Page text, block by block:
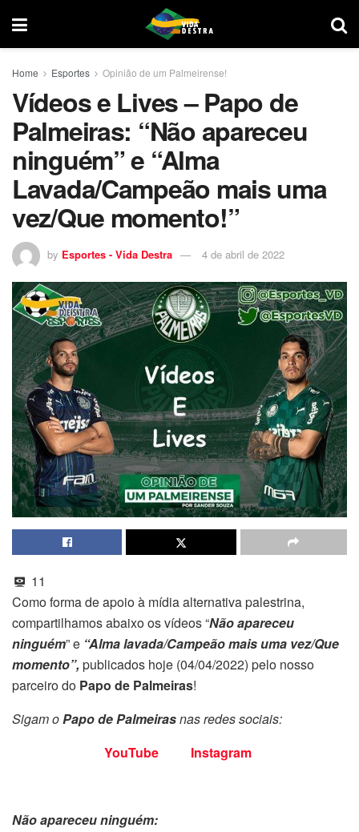
Home Esportes Opinião de um Palmeirense!
Vídeos e Lives – Papo de
Palmeiras: “Não apareceu
ninguém” e “Alma
Lavada/Campeão mais uma
vez/Que momento!”
by Esportes - Vida Destra 4 de abril de 2022
11
Como forma de apoio à mídia alternativa palestrina,
compartilhamos abaixo os vídeos “Não apareceu
ninguém” e “Alma lavada/Campeão mais uma vez/Que
momento”, publicados hoje (04/04/2022) pelo nosso
parceiro do Papo de Palmeiras!
Sigam oPapo de Palmeirasnas redes sociais:
YouTube
Instagram
Não apareceu ninguém: